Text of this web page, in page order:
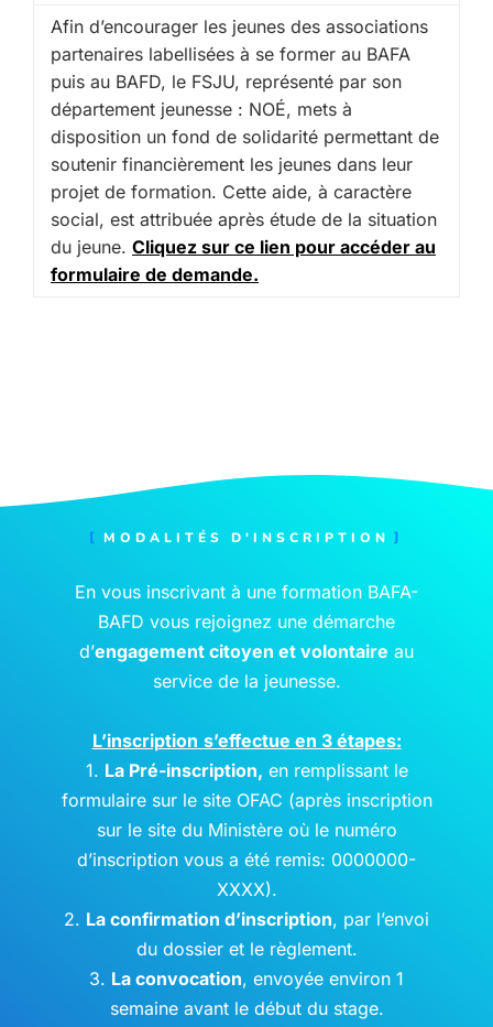
Afin d’encourager les jeunes des associations
partenaires labellisées à se former au BAFA
puis au BAFD, le FSJU, représenté par son
département jeunesse : NOÉ, mets à
disposition un fond de solidarité permettant de
soutenir financièrement les jeunes dans leur
projet de formation. Cette aide, à caractère
social, est attribuée après étude de la situation
du jeune. Cliquez sur ce lien pour accéder au
formulaire de demande.
MODALITÉS D'INSCRIPTION
En vous inscrivant à une formation BAFA-
BAFD vous rejoignez une démarche
d’engagement citoyen et volontaire au
service de la jeunesse.
L’inscription s’effectue en 3 étapes:
1. La Pré-inscription, en remplissant le
formulaire sur le site OFAC (après inscription
sur le site du Ministère où le numéro
d’inscription vous a été remis: 0000000-
XXXX).
2. La confirmation d’inscription, par l’envoi
du dossier et le règlement.
3. La convocation, envoyée environ 1
semaine avant le début du stage.